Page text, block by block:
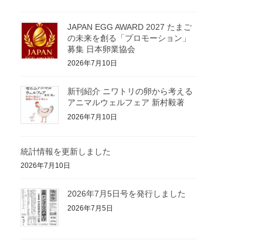
JAPAN EGG AWARD 2027 たまご
の未来を創る「プロモーション」
募集 日本卵業協会
2026年7月10日
新刊紹介 ニワトリの卵から考える
アニマルウェルフェア 新村毅著
2026年7月10日
統計情報を更新しました
2026年7月10日
2026年7月5日号を発行しました
2026年7月5日